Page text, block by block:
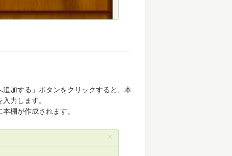
加する」ボタンをクリックすると、本
力します。
棚が作成されます。